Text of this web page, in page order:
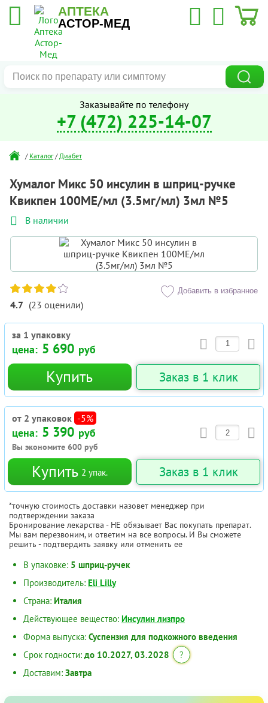
АПТЕКА
АСТОР-МЕД
Заказывайте по телефону
+7 (472) 225-14-07
/ Каталог /Диабет
Хумалог Микс 50 инсулин в шприц-ручке
Квикпен 100МЕ/мл (3.5мг/мл) 3мл №5
В наличии
4.7 (23 оценили)
Добавить в избранное
за 1 упаковку
цена: 5 690 руб
Купить Заказ в 1 клик
от 2 упаковок -5%
цена: 5 390 руб
Вы экономите 600 руб
Купить 2 упак. Заказ в 1 клик
*точную стоимость доставки назовет менеджер при
подтверждении заказа
Бронирование лекарства - НЕ обязывает Вас покупать препарат.
Мы вам перезвоним, и ответим на все вопросы. И Вы сможете
решить - подтвердить заявку или отменить ее
В упаковке: 5 шприц-ручек
Производитель: Eli Lilly
Страна: Италия
Действующее вещество: Инсулин лизпро
Форма выпуска: Суспензия для подкожного введения
Срок годности: до 10.2027, 03.2028
?
Доставим: Завтра